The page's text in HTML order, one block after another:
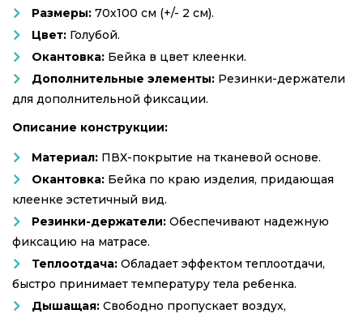
Размеры: 70х100 см (+/- 2 см).
Цвет: Голубой.
Окантовка: Бейка в цвет клеенки.
Дополнительные элементы: Резинки-держатели
для дополнительной фиксации.
Описание конструкции:
Материал: ПВХ-покрытие на тканевой основе.
Окантовка: Бейка по краю изделия, придающая
клеенке эстетичный вид.
Резинки-держатели: Обеспечивают надежную
фиксацию на матрасе.
Теплоотдача: Обладает эффектом теплоотдачи,
быстро принимает температуру тела ребенка.
Дышащая: Свободно пропускает воздух,